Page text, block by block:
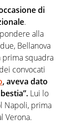
di
.
alla
Bellanova
prima squadra
convocati
, aveva dato
Lui lo
Napoli, prima
Verona.